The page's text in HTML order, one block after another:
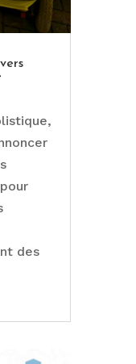
des